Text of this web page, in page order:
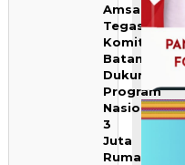
Amsakar
Tegaskan
Komitmen
Batam
Dukung
Program
Nasional
3
Juta
Rumah